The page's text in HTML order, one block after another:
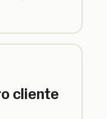
cliente